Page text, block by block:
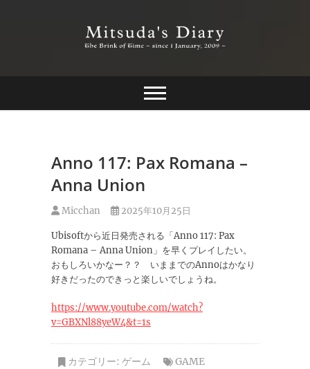
Mitsuda's Diary
Anno 117: Pax Romana –
Anna Union
Micchan 2025年10月25日
Ubisoftから近日発売される「Anno 117: Pax
Romana – Anna Union」を早くプレイしたい。
おもしろいかなー？？ いままでのAnnoはかなり
好きだったのできっと楽しいでしょうね。
https://www.youtube.com/watch?
v=GBXNl88yeW4&t=1s
カテゴリー: ゲーム GAME